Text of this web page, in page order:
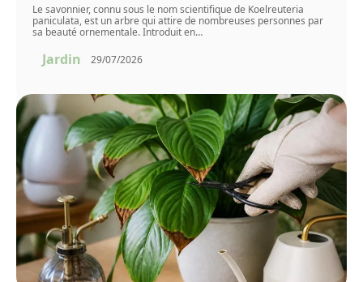
Le savonnier, connu sous le nom scientifique de Koelreuteria
paniculata, est un arbre qui attire de nombreuses personnes par
sa beauté ornementale. Introduit en…
Jardin 29/07/2026